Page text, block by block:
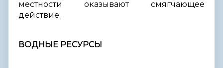
местности оказывают смягчающее
действие.
ВОДНЫЕ РЕСУРСЫ